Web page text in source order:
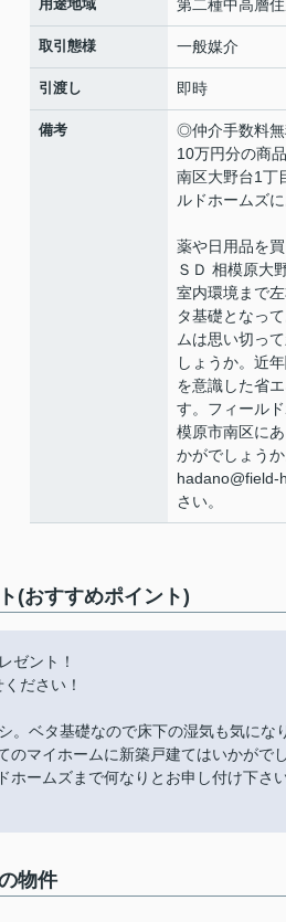
用途地域 第二種中高層
取引態様 一般媒介
引渡し 即時
備考
◎仲介手数料無
10万円分の商
南区大野台1丁
ルドホームズ
薬や日用品を
ＳＤ 相模原大
室内環境まで
タ基礎となっ
ムは思い切っ
しょうか。近
を意識した省
す。フィール
模原市南区に
かがでしょう
hadano@field-
さい。
(おすすめポイント)
ゼント！
ださい！
ベタ基礎なので床下の湿気も気にな
マイホームに新築戸建てはいかがで
ームズまで何なりとお申し付け下さ
物件